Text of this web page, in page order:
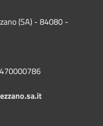
(SA) - 84080 -